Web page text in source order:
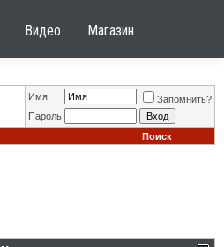
Видео Магазин
Имя
Запомнить?
Пароль
Поиск